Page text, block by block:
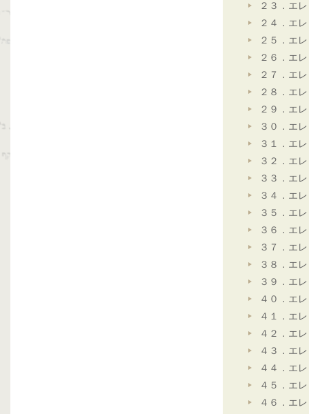
２３．エ
２４．エ
２５．エ
２６．エ
２７．エ
２８．エ
２９．エ
３０．エ
３１．エ
３２．エ
３３．エ
３４．エ
３５．エ
３６．エ
３７．エ
３８．エ
３９．エ
４０．エ
４１．エ
４２．エ
４３．エ
４４．エ
４５．エ
４６．エ